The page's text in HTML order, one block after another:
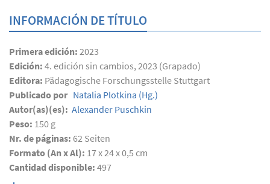
INFORMACIÓN DE TÍTULO
Primera edición: 2023
Edición: 4. edición sin cambios, 2023 (Grapado)
Editora: Pädagogische Forschungsstelle Stuttgart
Publicado por Natalia Plotkina (Hg.)
Autor(as)(es): Alexander Puschkin
Peso: 150 g
Nr. de páginas: 62 Seiten
Formato (An x Al): 17 x 24 x 0,5 cm
Cantidad disponible: 497